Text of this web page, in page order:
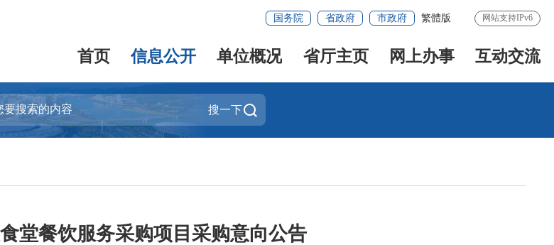
国务院 省政府 市政府 繁體版 网站支持IPv6
首页 信息公开 单位概况 省厅主页 网上办事 互动交流
搜一下
堂餐饮服务采购项目采购意向公告